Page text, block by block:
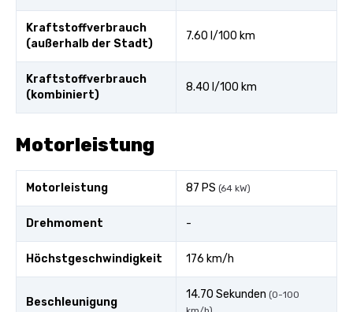
Kraftstoffverbrauch
(außerhalb der Stadt)
7.60 l/100 km
Kraftstoffverbrauch
(kombiniert)
8.40 l/100 km
Motorleistung
Motorleistung 87 PS (64 kW)
Drehmoment -
Höchstgeschwindigkeit 176 km/h
Beschleunigung
14.70 Sekunden (0-100